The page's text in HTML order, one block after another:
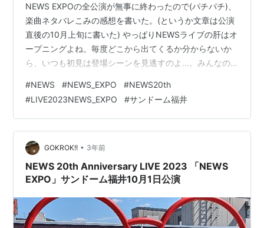
NEWS EXPOの全公演が無事に終わったので(パチパチ)、
楽曲ネタバレこみの感想を書いた。(というか文章は公演
直後の10月上旬に書いた) やっぱりNEWSライブの肝はオ
ープニングよね。毎度どこから出てくるか分からないか
ら、いつも初見は登場シーンを見逃すのよ…。みんなの
らい予想外ってことだけど。そして、衣装ね。最高だ
よ。これって文化服装学院の方たちのデザインだったの
かな？言うなれば三銃士。それぞれの体型にあったそれ
ぞれの個性が発揮された衣装最高だった。特に加藤さん
は長い前髪とパーマがかかった髪型も相まって、ヨーロ
ッパ風な高貴さが非常に似合ってい…
#NEWS #NEWS_EXPO #NEWS20th
#LIVE2023NEWS_EXPO #サンドーム福井
GOKROK!! • 3年前
NEWS 20th Anniversary LIVE 2023 「NEWS
EXPO」サンドーム福井10月1日公演